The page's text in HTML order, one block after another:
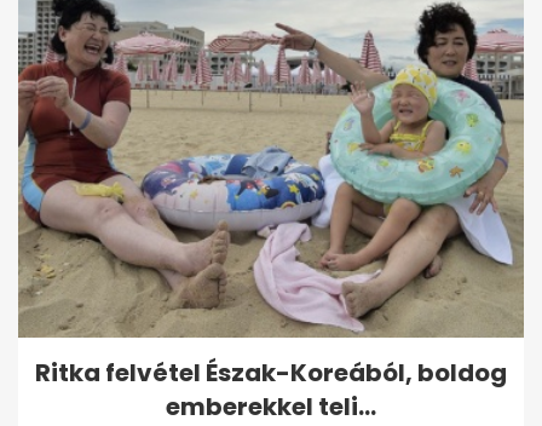
Ritka felvétel Észak-Koreából, boldog
emberekkel teli...